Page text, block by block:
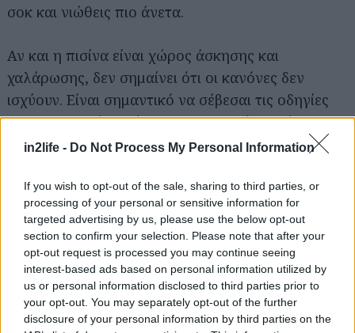
in2life - Do Not Process My Personal Information
If you wish to opt-out of the sale, sharing to third parties, or
processing of your personal or sensitive information for
targeted advertising by us, please use the below opt-out
section to confirm your selection. Please note that after your
opt-out request is processed you may continue seeing
interest-based ads based on personal information utilized by
us or personal information disclosed to third parties prior to
your opt-out. You may separately opt-out of the further
disclosure of your personal information by third parties on the
σοκ και νιώθεις πιο άνετα.
Αν και η πισίνα είναι χώρος άσκησης και
χαλάρωσης, δεν σημαίνει ότι οι κανόνες δεν
ισχύουν. Είναι σημαντικό να σέβεσαι τις οδηγίες
του ναυαγοσώστη ή του προπονητή, αλλά και να
δείχνεις κατανόηση στους άλλους που
παφλασμούς ή προσπεράσεις χωρίς προσοχή.
Ένα άλλο σημαντικό σημείο είναι η ξεκούραση.
Πολλοί αρχάριοι ντρέπονται να κάνουν
διαλείμματα, θεωρώντας ότι πρέπει να αντέχουν
όσο και οι πιο προχωρημένοι. Η αλήθεια είναι ότι
τα διαλείμματα είναι απαραίτητα. Όταν νιώθεις